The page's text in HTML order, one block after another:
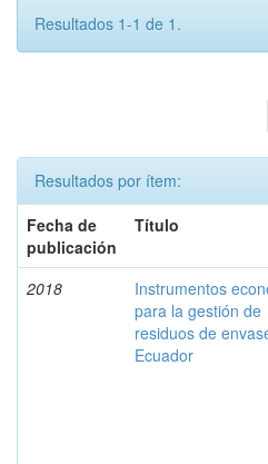
Resultados 1-1 de 1.
Resultados por ítem:
Fecha de
publicación
Título
2018
Instrumentos
para la gestión de
residuos de
Ecuador